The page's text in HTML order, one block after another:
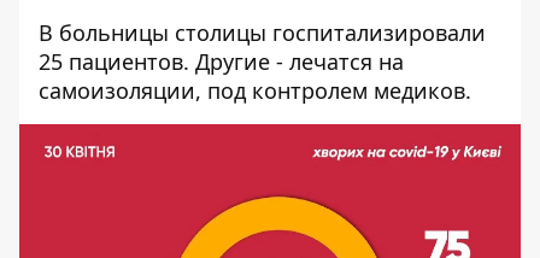
В больницы столицы госпитализировали
25 пациентов. Другие - лечатся на
самоизоляции, под контролем медиков.